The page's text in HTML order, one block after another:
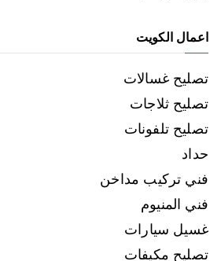
اعمال الكويت
تصليح غسالات
تصليح ثلاجات
تصليح تلفونات
حداد
فني تركيب مداخن
فني المنيوم
غسيل سيارات
تصليح مكيفات